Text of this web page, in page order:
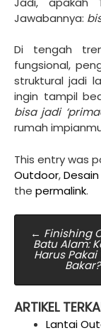
Jawabannya:
Di tengah
fungsional,
struktural jadi
ingin tampil
bisa jadi
rumah
This entry was
Outdoor,
the permalink.
Post
← Finishing
Batu Alam:
Harus Pakai
Bakar?
ARTIKEL
Lantai